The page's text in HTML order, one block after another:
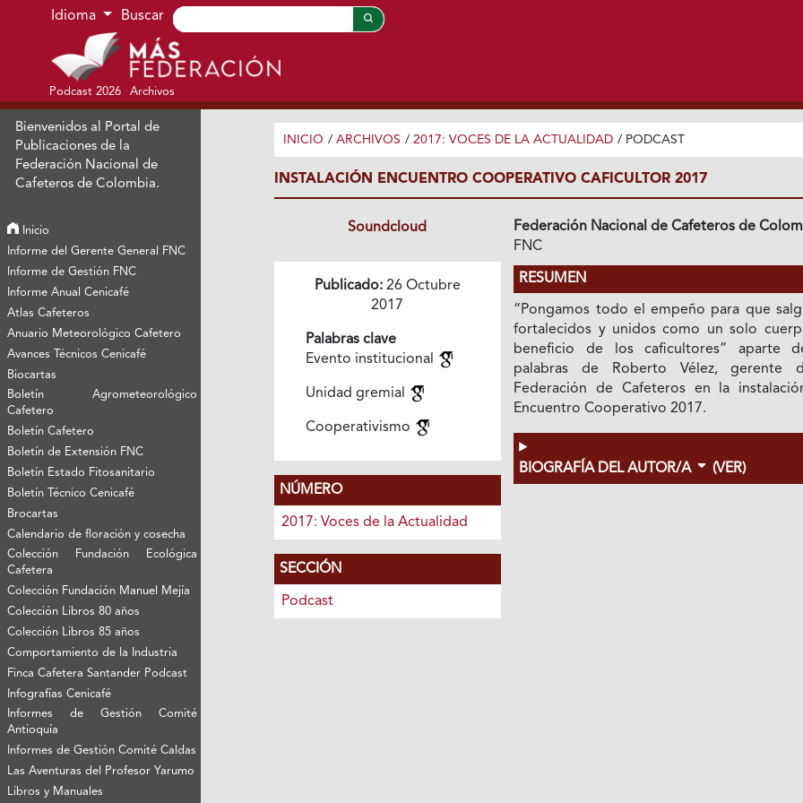
Ir al menú de navegación principal
Ir al contenido principal
Ir al pie de página del sitio
Idioma Buscar
Podcast 2026 Archivos
Bienvenidos al Portal de
Publicaciones de la
Federación Nacional de
Cafeteros de Colombia.
Inicio
Informe del Gerente General FNC
Informe de Gestión FNC
Informe Anual Cenicafé
Atlas Cafeteros
Anuario Meteorológico Cafetero
Avances Técnicos Cenicafé
Biocartas
Boletín Agrometeorológico
Cafetero
Boletín Cafetero
Boletín de Extensión FNC
Boletín Estado Fitosanitario
Boletín Técnico Cenicafé
Brocartas
Calendario de floración y cosecha
Colección Fundación Ecológica
Cafetera
Colección Fundación Manuel Mejía
Colección Libros 80 años
Colección Libros 85 años
Comportamiento de la Industria
Finca Cafetera Santander Podcast
Infografías Cenicafé
Informes de Gestión Comité
Antioquía
Informes de Gestión Comité Caldas
Las Aventuras del Profesor Yarumo
Libros y Manuales
INICIO / ARCHIVOS / 2017: VOCES DE LA ACTUALIDAD / PODCAST
INSTALACIÓN ENCUENTRO COOPERATIVO CAFICULTOR 2017
Soundcloud
Publicado:26 Octubre
2017
Palabras clave
Evento institucional
Unidad gremial
Cooperativismo
NÚMERO
2017: Voces de la Actualidad
SECCIÓN
Podcast
Federación Nacional de Cafeteros de
FNC
RESUMEN
“Pongamos todo el empeño para que
fortalecidos y unidos como un solo
beneficio de los caficultores” aparte
palabras de Roberto Vélez, gerente
Federación de Cafeteros en la
Encuentro Cooperativo 2017.
BIOGRAFÍA DEL AUTOR/A (VER)